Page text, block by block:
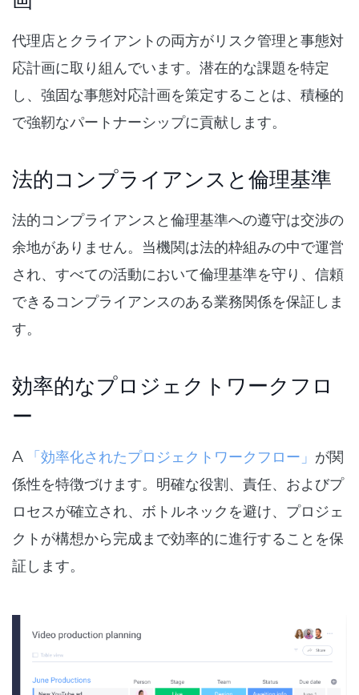
代理店とクライアントの両方がリスク管理と事態対
応計画に取り組んでいます。潜在的な課題を特定
し、強固な事態対応計画を策定することは、積極的
で強靭なパートナーシップに貢献します。
法的コンプライアンスと倫理基準
法的コンプライアンスと倫理基準への遵守は交渉の
余地がありません。当機関は法的枠組みの中で運営
され、すべての活動において倫理基準を守り、信頼
できるコンプライアンスのある業務関係を保証しま
す。
効率的なプロジェクトワークフロ
ー
A 「効率化されたプロジェクトワークフロー」 が関
係性を特徴づけます。明確な役割、責任、およびプ
ロセスが確立され、ボトルネックを避け、プロジェ
クトが構想から完成まで効率的に進行することを保
証します。